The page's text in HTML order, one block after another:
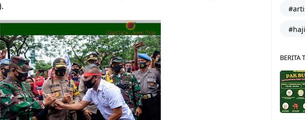
#haji
BERITA